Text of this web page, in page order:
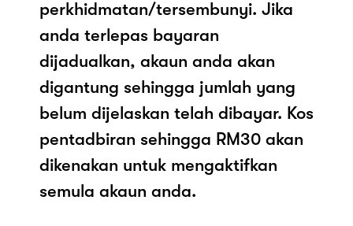
perkhidmatan/tersembunyi. Jika
anda terlepas bayaran
dijadualkan, akaun anda akan
digantung sehingga jumlah yang
belum dijelaskan telah dibayar. Kos
pentadbiran sehingga RM30 akan
dikenakan untuk mengaktifkan
semula akaun anda.